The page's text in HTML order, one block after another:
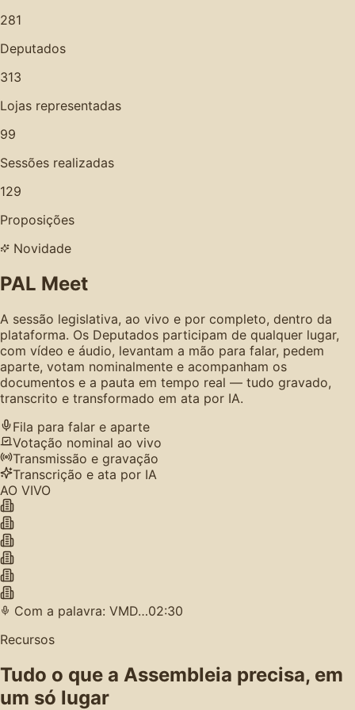
281
Deputados
313
Lojas representadas
99
Sessões realizadas
129
Proposições
Novidade
PAL Meet
A sessão legislativa, ao vivo e por completo, dentro da
plataforma. Os Deputados participam de qualquer lugar,
com vídeo e áudio, levantam a mão para falar, pedem
aparte, votam nominalmente e acompanham os
documentos e a pauta em tempo real — tudo gravado,
transcrito e transformado em ata por IA.
Fila para falar e aparte
Votação nominal ao vivo
Transmissão e gravação
Transcrição e ata por IA
AO VIVO
Com a palavra: VMD…02:30
Recursos
Tudo o que a Assembleia precisa, em
um só lugar